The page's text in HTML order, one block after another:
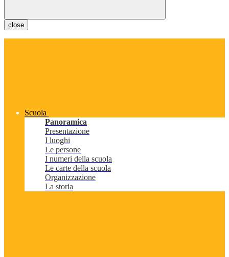
close
Scuola
Panoramica
Presentazione
I luoghi
Le persone
I numeri della scuola
Le carte della scuola
Organizzazione
La storia